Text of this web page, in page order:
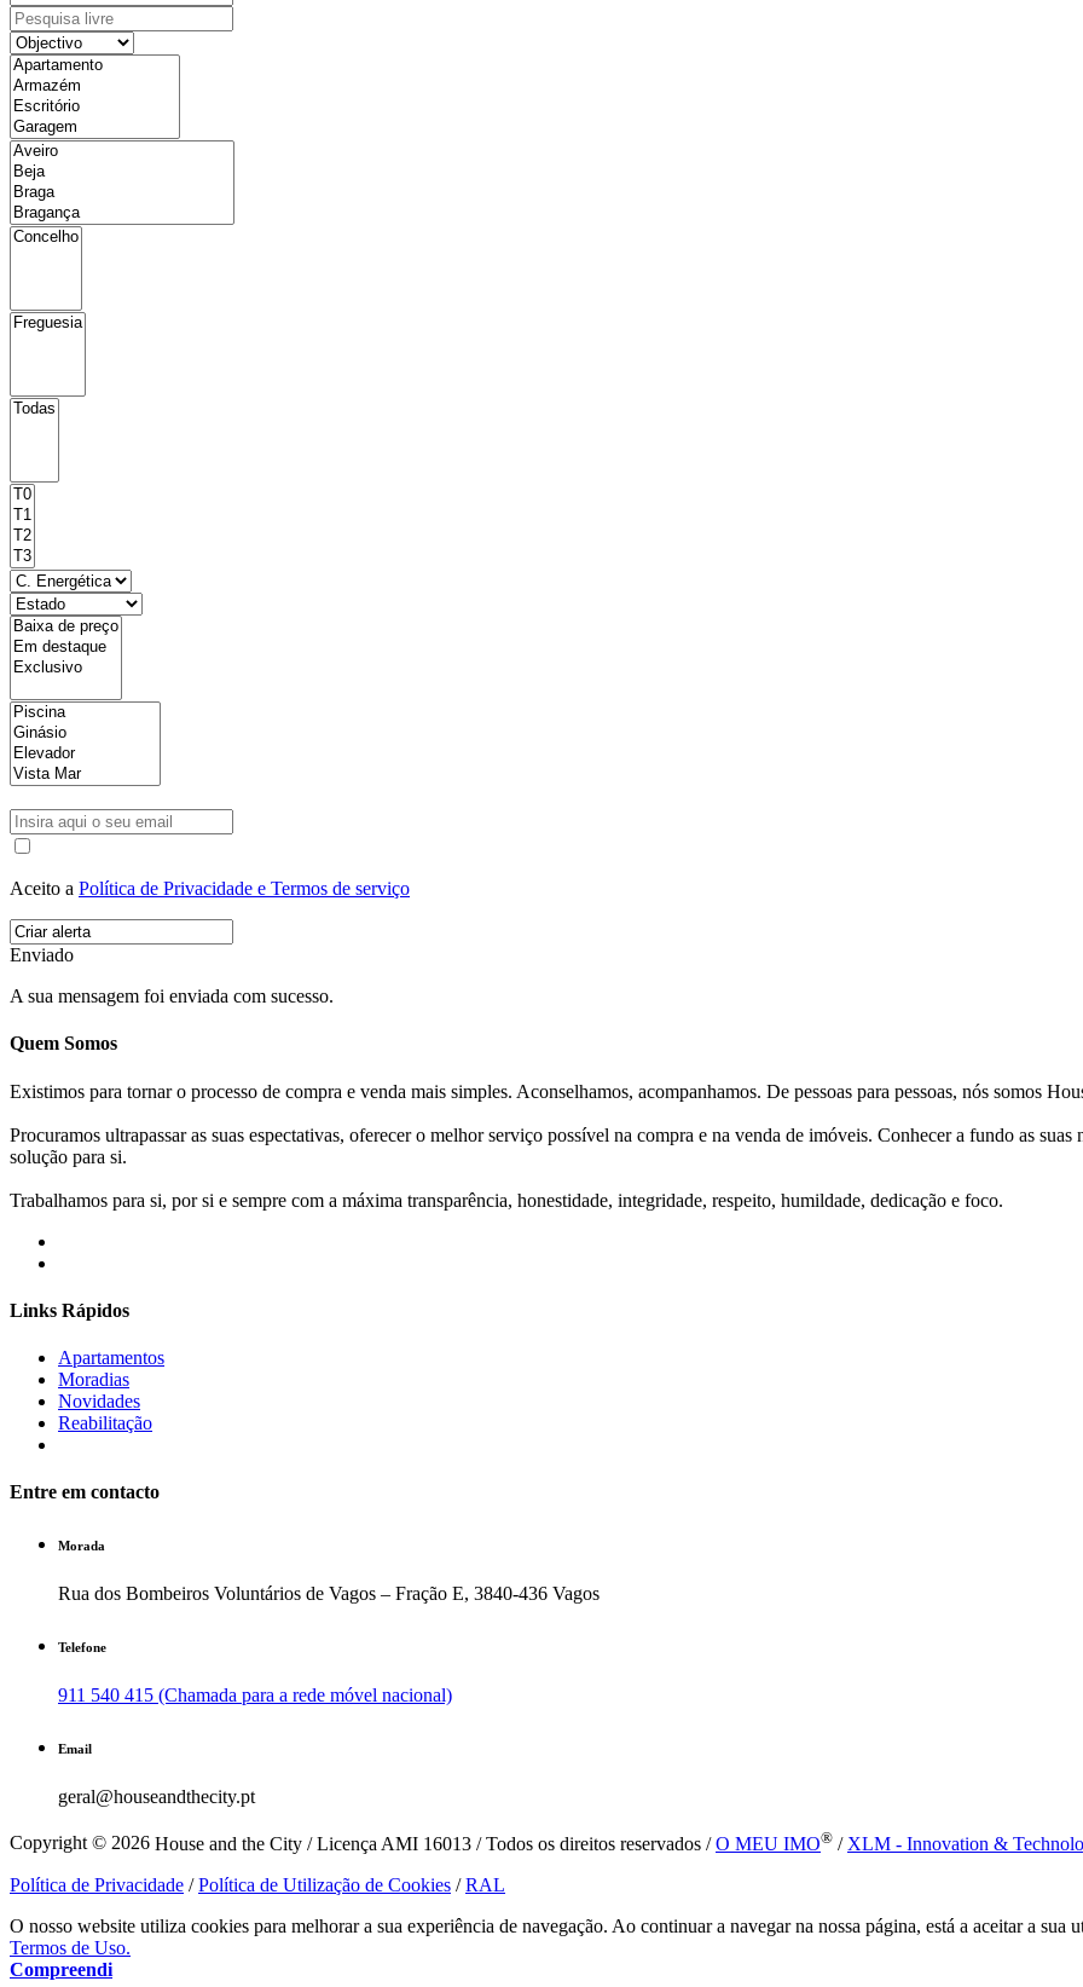
Aceito a Política de Privacidade e Termos de serviço
Enviado
A sua mensagem foi enviada com sucesso.
Quem Somos
Existimos para tornar o processo de compra e venda mais simples. Aconselhamos, acompanhamos. De pessoas para pessoas, nós somos
Procuramos ultrapassar as suas espectativas, oferecer o melhor serviço possível na compra e na venda de imóveis. Conhecer a fundo as
solução para si.
Trabalhamos para si, por si e sempre com a máxima transparência, honestidade, integridade, respeito, humildade, dedicação e foco.
Links Rápidos
Apartamentos
Moradias
Novidades
Reabilitação
Entre em contacto
Morada
Rua dos Bombeiros Voluntários de Vagos – Fração E, 3840-436 Vagos
Telefone
911 540 415 (Chamada para a rede móvel nacional)
Email
geral@houseandthecity.pt
Copyright © 2026 House and the City / Licença AMI 16013 / Todos os direitos reservados /O MEU IMO® / XLM - Innovation &
Política de Privacidade /Política de Utilização de Cookies /RAL
O nosso website utiliza cookies para melhorar a sua experiência de navegação. Ao continuar a navegar na nossa página, está a aceitar a sua
Termos de Uso.
Compreendi